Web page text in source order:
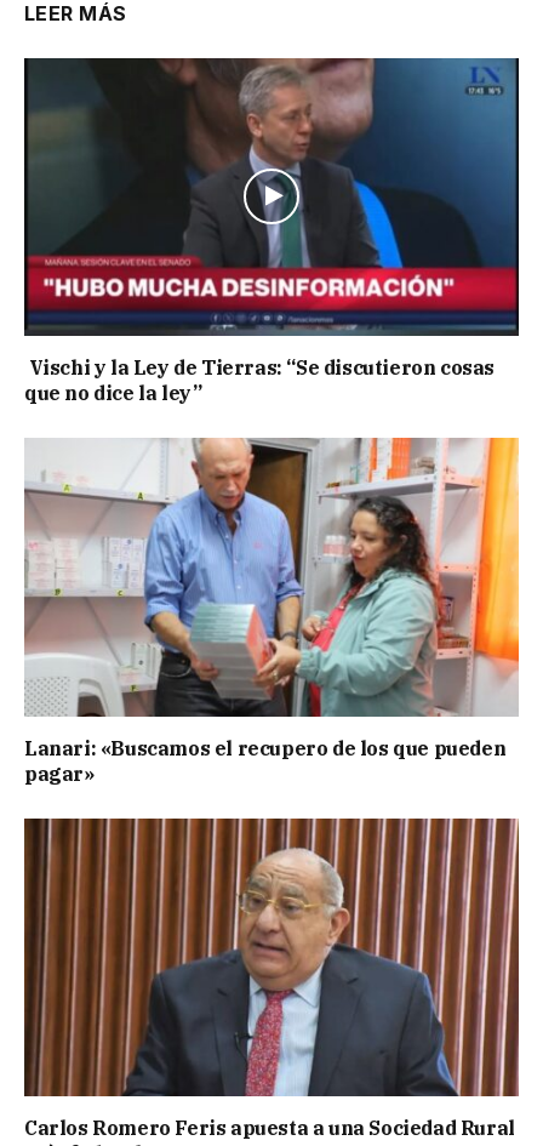
LEER MÁS
Vischi y la Ley de Tierras: “Se discutieron cosas
que no dice la ley”
Lanari: «Buscamos el recupero de los que pueden
pagar»
Carlos Romero Feris apuesta a una Sociedad Rural